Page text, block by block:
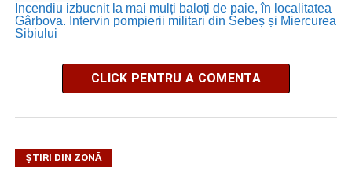
Incendiu izbucnit la mai mulți baloți de paie, în localitatea
Gârbova. Intervin pompierii militari din Sebeș și Miercurea
Sibiului
CLICK PENTRU A COMENTA
ȘTIRI DIN ZONĂ